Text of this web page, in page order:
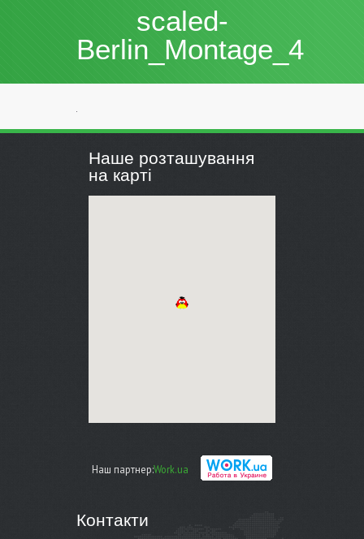
scaled-
Berlin_Montage_4
Наше розташування
на карті
Наш партнер:Work.ua
Контакти